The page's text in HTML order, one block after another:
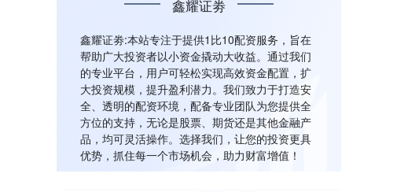
鑫耀证劵
鑫耀证劵:本站专注于提供1比10配资服务，旨在
帮助广大投资者以小资金撬动大收益。通过我们
的专业平台，用户可轻松实现高效资金配置，扩
大投资规模，提升盈利潜力。我们致力于打造安
全、透明的配资环境，配备专业团队为您提供全
方位的支持，无论是股票、期货还是其他金融产
品，均可灵活操作。选择我们，让您的投资更具
优势，抓住每一个市场机会，助力财富增值！